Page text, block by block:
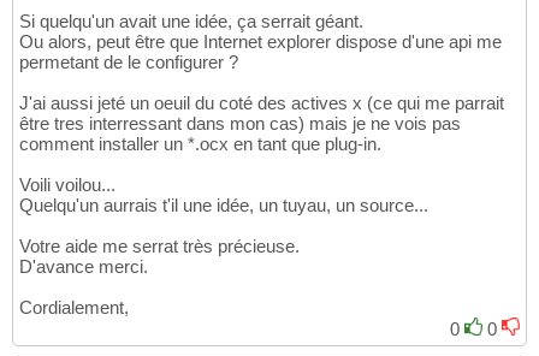
Si quelqu'un avait une idée, ça serrait géant.
Ou alors, peut être que Internet explorer dispose d'une api me
permetant de le configurer ?
J'ai aussi jeté un oeuil du coté des actives x (ce qui me parrait
être tres interressant dans mon cas) mais je ne vois pas
comment installer un *.ocx en tant que plug-in.
Voili voilou...
Quelqu'un aurrais t'il une idée, un tuyau, un source...
Votre aide me serrat très précieuse.
D'avance merci.
Cordialement,
0
0